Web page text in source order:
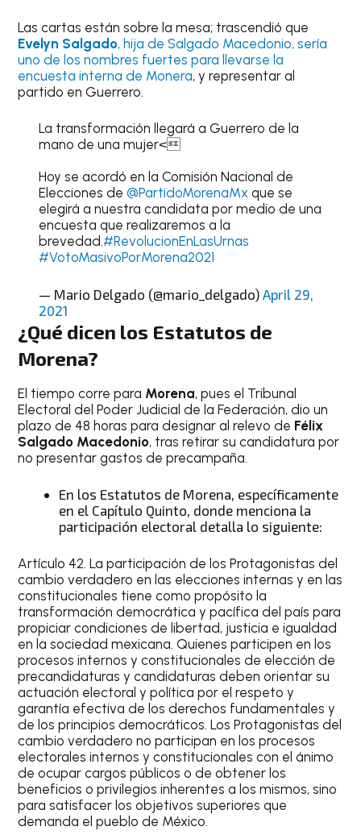
Las cartas están sobre la mesa; trascendió que
Evelyn Salgado, hija de Salgado Macedonio, sería
uno de los nombres fuertes para llevarse la
encuesta interna de Monera, y representar al
partido en Guerrero.
La transformación llegará a Guerrero de la
mano de una mujer<
Hoy se acordó en la Comisión Nacional de
Elecciones de @PartidoMorenaMxque se
elegirá a nuestra candidata por medio de una
encuesta que realizaremos a la
brevedad.#RevolucionEnLasUrnas
#VotoMasivoPorMorena2021
— Mario Delgado (@mario_delgado) April 29,
2021
¿Qué dicen los Estatutos de
Morena?
El tiempo corre para Morena, pues el Tribunal
Electoral del Poder Judicial de la Federación, dio un
plazo de 48 horas para designar al relevo de Félix
Salgado Macedonio, tras retirar su candidatura por
no presentar gastos de precampaña.
En los Estatutos de Morena, específicamente
en el Capítulo Quinto, donde menciona la
participación electoral detalla lo siguiente:
Artículo 42. La participación de los Protagonistas del
cambio verdadero en las elecciones internas y en las
constitucionales tiene como propósito la
transformación democrática y pacífica del país para
propiciar condiciones de libertad, justicia e igualdad
en la sociedad mexicana. Quienes participen en los
procesos internos y constitucionales de elección de
precandidaturas y candidaturas deben orientar su
actuación electoral y política por el respeto y
garantía efectiva de los derechos fundamentales y
de los principios democráticos. Los Protagonistas del
cambio verdadero no participan en los procesos
electorales internos y constitucionales con el ánimo
de ocupar cargos públicos o de obtener los
beneficios o privilegios inherentes a los mismos, sino
para satisfacer los objetivos superiores que
demanda el pueblo de México.